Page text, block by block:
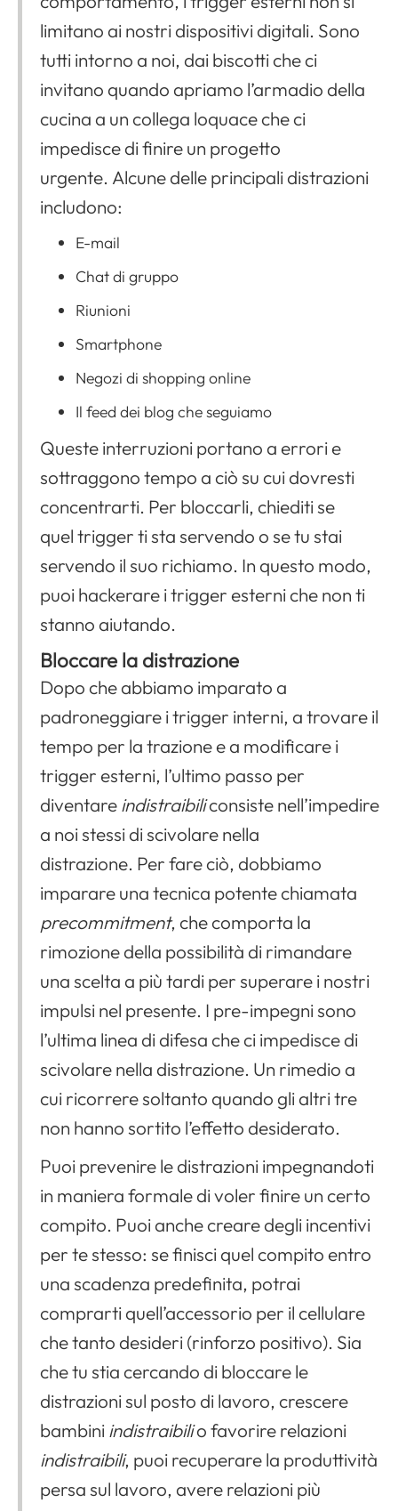
limitano ai nostri dispositivi digitali. Sono
tutti intorno a noi, dai biscotti che ci
invitano quando apriamo l’armadio della
cucina a un collega loquace che ci
impedisce di finire un progetto
urgente. Alcune delle principali distrazioni
includono:
E-mail
Chat di gruppo
Riunioni
Smartphone
Negozi di shopping online
Il feed dei blog che seguiamo
Queste interruzioni portano a errori e
sottraggono tempo a ciò su cui dovresti
concentrarti. Per bloccarli, chiediti se
quel trigger ti sta servendo o se tu stai
servendo il suo richiamo. In questo modo,
puoi hackerare i trigger esterni che non ti
stanno aiutando.
Bloccare la distrazione
Dopo che abbiamo imparato a
padroneggiare i trigger interni, a trovare il
tempo per la trazione e a modificare i
trigger esterni, l’ultimo passo per
diventareindistraibiliconsiste nell’impedire
a noi stessi di scivolare nella
distrazione. Per fare ciò, dobbiamo
imparare una tecnica potente chiamata
precommitment, che comporta la
rimozione della possibilità di rimandare
una scelta a più tardi per superare i nostri
impulsi nel presente. I pre-impegni sono
l’ultima linea di difesa che ci impedisce di
scivolare nella distrazione. Un rimedio a
cui ricorrere soltanto quando gli altri tre
non hanno sortito l’effetto desiderato.
Puoi prevenire le distrazioni impegnandoti
in maniera formale di voler finire un certo
compito. Puoi anche creare degli incentivi
per te stesso: se finisci quel compito entro
una scadenza predefinita, potrai
comprarti quell’accessorio per il cellulare
che tanto desideri (rinforzo positivo). Sia
che tu stia cercando di bloccare le
distrazioni sul posto di lavoro, crescere
bambini indistraibilio favorire relazioni
indistraibili, puoi recuperare la produttività
persa sul lavoro, avere relazioni più